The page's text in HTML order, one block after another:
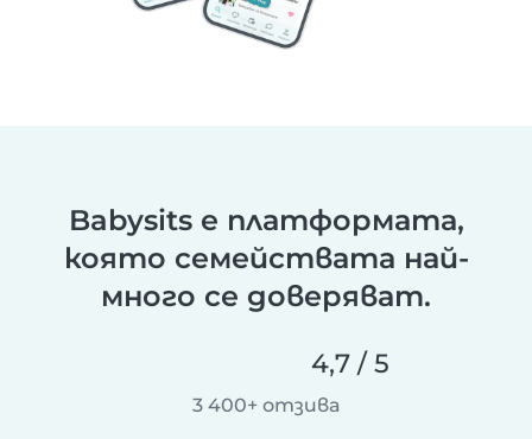
Babysits е платформата,
която семействата най-
много се доверяват.
4,7 / 5
3 400+ отзива